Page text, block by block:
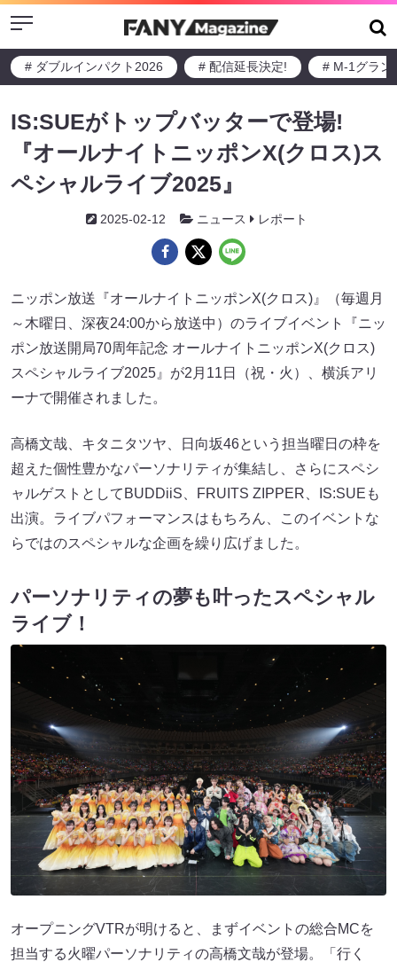
Menu
# ダブルインパクト2026 # 配信延長決定! # M-1グラン
IS:SUEがトップバッターで登場!
『オールナイトニッポンX(クロス)ス
ペシャルライブ2025』
2025-02-12 ニュース レポート
ニッポン放送『オールナイトニッポンX(クロス)』（毎週月
～木曜日、深夜24:00から放送中）のライブイベント『ニッ
ポン放送開局70周年記念 オールナイトニッポンX(クロス)
スペシャルライブ2025』が2月11日（祝・火）、横浜アリ
ーナで開催されました。
高橋文哉、キタニタツヤ、日向坂46という担当曜日の枠を
超えた個性豊かなパーソナリティが集結し、さらにスペシ
ャルゲストとしてBUDDiiS、FRUITS ZIPPER、IS:SUEも
出演。ライブパフォーマンスはもちろん、このイベントな
らではのスペシャルな企画を繰り広げました。
パーソナリティの夢も叶ったスペシャル
ライブ！
オープニングVTRが明けると、まずイベントの総合MCを
担当する火曜パーソナリティの高橋文哉が登場。「行く